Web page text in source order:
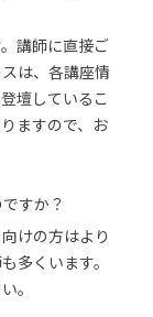
講師に直接ご
は、各講座情
壇しているこ
ますので、お
すか？
けの方はより
多くいます。
。